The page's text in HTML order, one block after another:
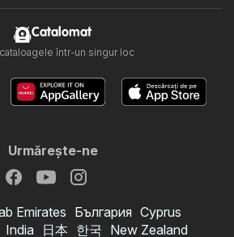
Catalomat
într-un singur loc
Urmăreşte-ne
Emirates България Cyprus
India 日本 한국 New Zealand